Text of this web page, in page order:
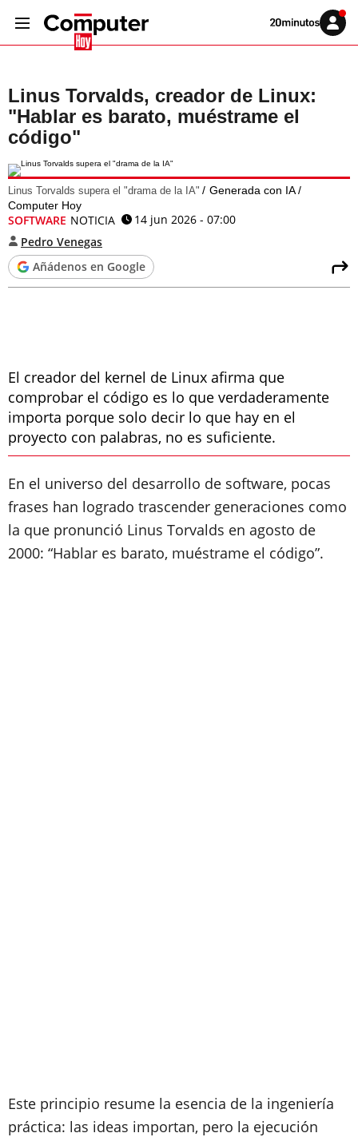
Volver
Iniciar
sesión
Linus Torvalds, creador de Linux:
"Hablar es barato, muéstrame el
código"
Linus Torvalds supera el "drama de la IA"
Generada con IA /
Computer Hoy
SOFTWARE NOTICIA
14 jun 2026 - 07:00
Pedro Venegas
Añádenos en Google
El creador del kernel de Linux afirma que
comprobar el código es lo que verdaderamente
importa porque solo decir lo que hay en el
proyecto con palabras, no es suficiente.
En el universo del desarrollo de software, pocas
frases han logrado trascender generaciones como
la que pronunció Linus Torvalds en agosto de
2000: “Hablar es barato, muéstrame el código”.
Este principio resume la esencia de la ingeniería
práctica: las ideas importan, pero la ejecución